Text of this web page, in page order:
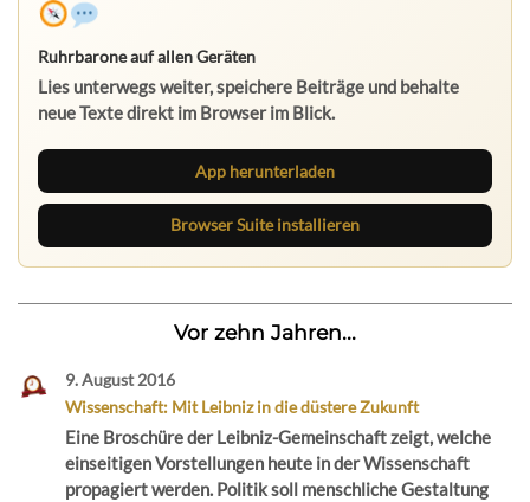
Ruhrbarone auf allen Geräten
Lies unterwegs weiter, speichere Beiträge und behalte
neue Texte direkt im Browser im Blick.
App herunterladen
Browser Suite installieren
Vor zehn Jahren...
9. August 2016
Wissenschaft: Mit Leibniz in die düstere Zukunft
Eine Broschüre der Leibniz-Gemeinschaft zeigt, welche
einseitigen Vorstellungen heute in der Wissenschaft
propagiert werden. Politik soll menschliche Gestaltung